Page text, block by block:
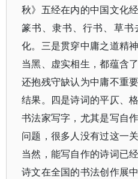
秋》五经在内的中国文化
篆书、隶书、行书、草
化。三是贯穿中庸之道精
当黑、虚实相生，都蕴含
还抱残守缺认为中庸不重
结果。四是诗词的平仄、
书法家写字，尤其是写自
问题，很多人没有过这一
当然，能写自作的诗词已
诗文在全国的书法创作展